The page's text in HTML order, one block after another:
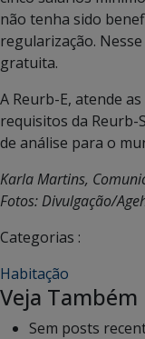
não tenha sido
regularização.
gratuita.
A Reurb-E, atende
requisitos da Reurb-
de análise para o
Karla Martins,
Fotos: Divulgação/
Categorias :
Habitação
Veja Também
Sem posts